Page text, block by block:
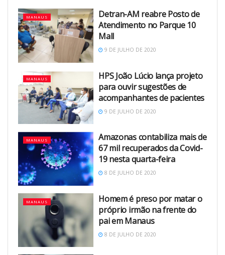
MANAUS
Detran-AM reabre Posto de
Atendimento no Parque 10
Mall
9 DE JULHO DE 2020
MANAUS
HPS João Lúcio lança projeto
para ouvir sugestões de
acompanhantes de pacientes
9 DE JULHO DE 2020
MANAUS
Amazonas contabiliza mais de
67 mil recuperados da Covid-
19 nesta quarta-feira
8 DE JULHO DE 2020
MANAUS
Homem é preso por matar o
próprio irmão na frente do
pai em Manaus
8 DE JULHO DE 2020